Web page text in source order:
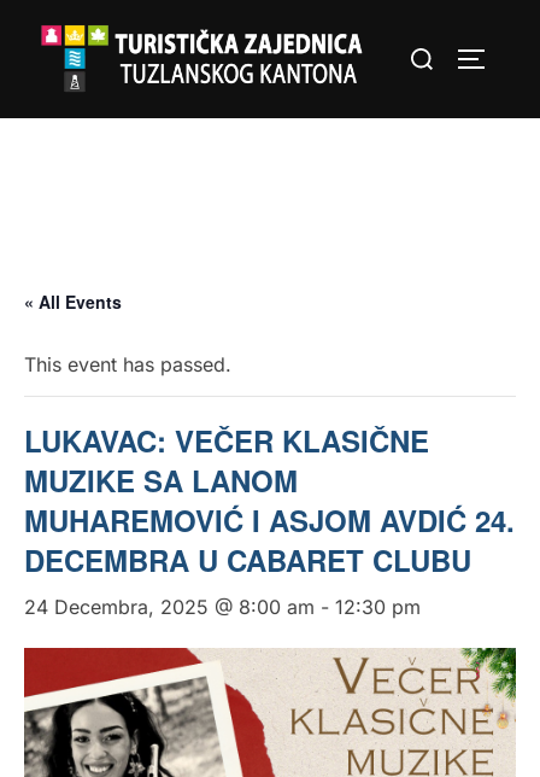
Search
« All Events
This event has passed.
LUKAVAC: VEČER KLASIČNE
MUZIKE SA LANOM
MUHAREMOVIĆ I ASJOM AVDIĆ 24.
DECEMBRA U CABARET CLUBU
24 Decembra, 2025 @ 8:00 am - 12:30 pm